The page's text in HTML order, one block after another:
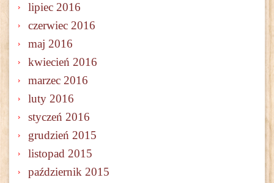
lipiec 2016
czerwiec 2016
maj 2016
kwiecień 2016
marzec 2016
luty 2016
styczeń 2016
grudzień 2015
listopad 2015
październik 2015